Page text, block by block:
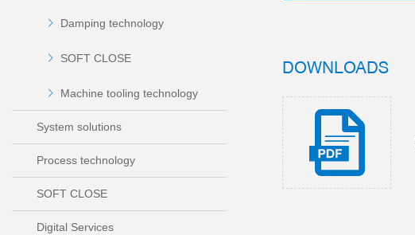
Damping technology
SOFT CLOSE
Machine tooling technology
System solutions
Process technology
SOFT CLOSE
Digital Services
DOWNLOADS